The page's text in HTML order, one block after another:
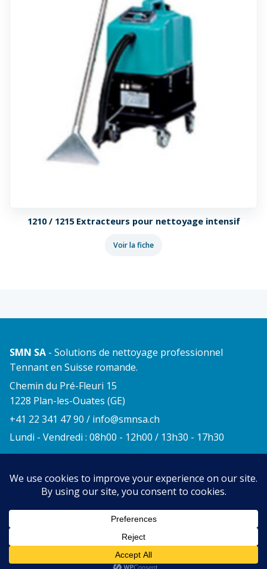
1210 / 1215 Extracteurs pour nettoyage intensif
Voir la fiche
SMN SA - Solutions de nettoyage professionnel
Tennant en Suisse romande.
Chemin du Pré-Fleuri 15
1228 Plan-les-Ouates (GE)
+41 22 341 47 90 / info@smnsa.ch
Lundi - Vendredi : 08h00 - 12h00 / 13h30 - 17h30
© 2026 SMN SA. Tous droits réservés.
Adhera Inc.
Politique de confidentialitéPolitique de cookies